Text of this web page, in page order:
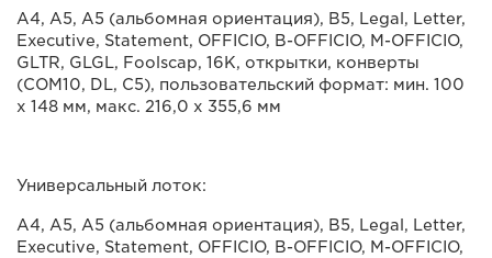
A4, A5, A5 (альбомная ориентация), B5, Legal, Letter,
Executive, Statement, OFFICIO, B-OFFICIO, M-OFFICIO,
GLTR, GLGL, Foolscap, 16K, открытки, конверты
(COM10, DL, C5), пользовательский формат: мин. 100
х 148 мм, макс. 216,0 х 355,6 мм
Универсальный лоток:
A4, A5, A5 (альбомная ориентация), B5, Legal, Letter,
Executive, Statement, OFFICIO, B-OFFICIO, M-OFFICIO,